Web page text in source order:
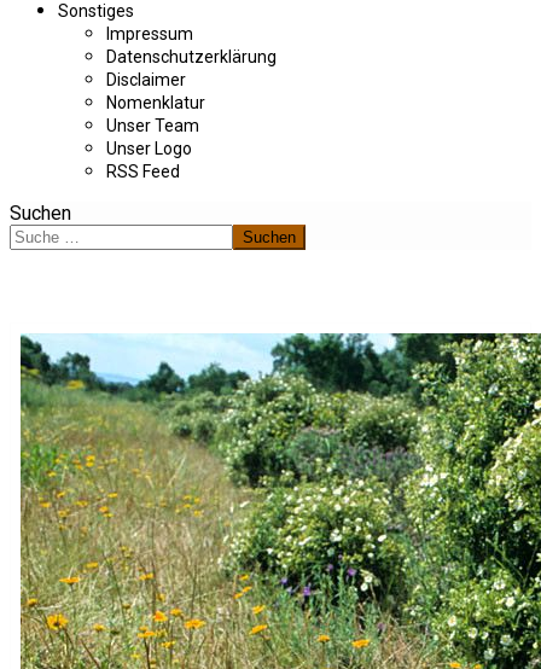
Sonstiges
Impressum
Datenschutzerklärung
Disclaimer
Nomenklatur
Unser Team
Unser Logo
RSS Feed
Suchen
Suchen